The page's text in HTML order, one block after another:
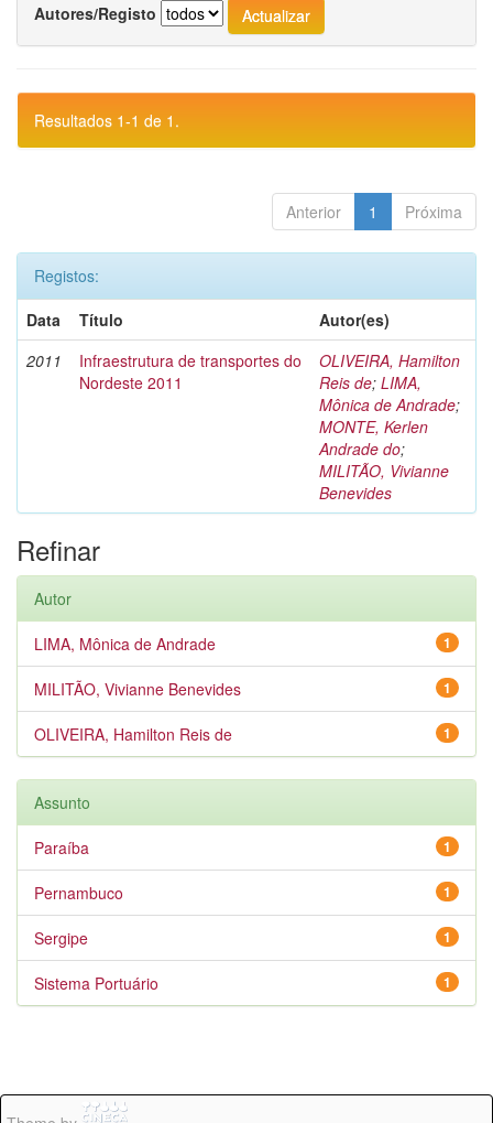
Autores/Registo
Resultados 1-1 de 1.
Anterior 1 Próxima
Registos:
Data
Título
Autor(es)
2011
Infraestrutura de transportes do
Nordeste 2011
OLIVEIRA, Hamilton
Reis de; LIMA,
Mônica de Andrade;
MONTE, Kerlen
Andrade do;
MILITÃO, Vivianne
Benevides
Refinar
Autor
1
LIMA, Mônica de Andrade
1
MILITÃO, Vivianne Benevides
1
OLIVEIRA, Hamilton Reis de
Assunto
1
Paraíba
1
Pernambuco
1
Sergipe
1
Sistema Portuário